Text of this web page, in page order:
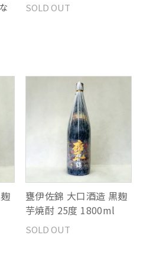
SOLD OUT
甕伊佐錦 大口酒造 黒麹
芋焼酎 25度 1800ml
SOLD OUT